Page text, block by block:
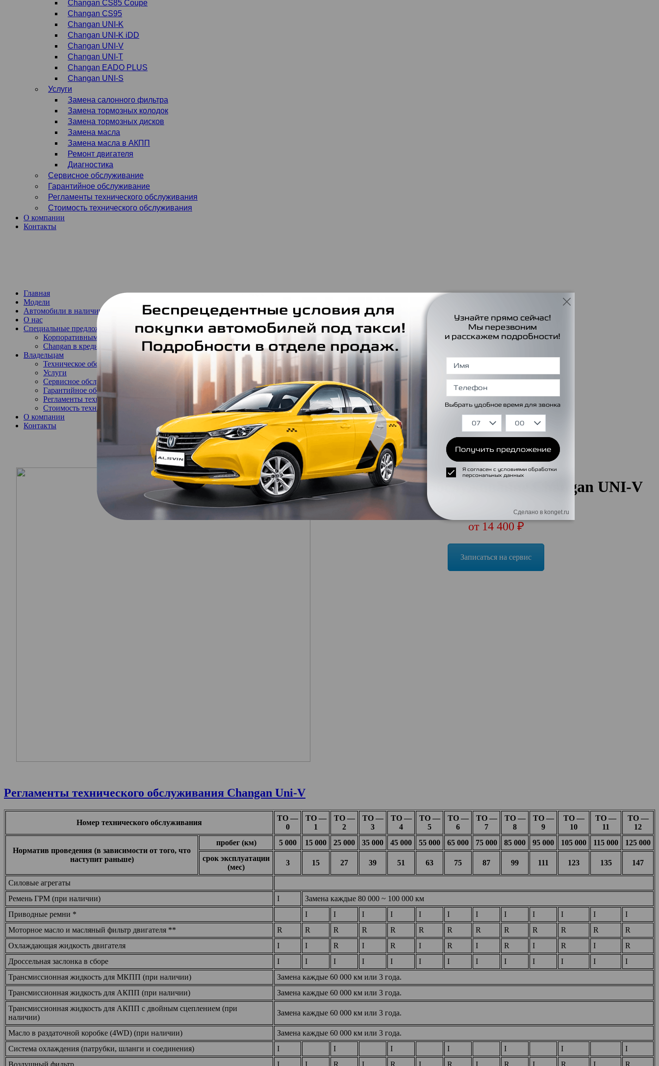
Changan CS85 Coupe
Changan CS95
Changan UNI-K
Changan UNI-K iDD
Changan UNI-V
Changan UNI-T
Changan EADO PLUS
Changan UNI-S
Услуги
Замена салонного фильтра
Замена тормозных колодок
Замена тормозных дисков
Замена масла
Замена масла в АКПП
Ремонт двигателя
Диагностика
Сервисное обслуживание
Гарантийное обслуживание
Регламенты технического обслуживания
Стоимость технического обслуживания
О компании
Контакты
Главная
Модели
Автомобили в наличии
О нас
Специальные предложения
Корпоративным клиентам
Changan в кредит
Владельцам
Техническое обслуживание
Услуги
Сервисное обслуживание
Гарантийное обслуживание
Регламенты технического обслуживания
Стоимость технического обслуживания
О компании
Контакты
Техническое обслуживание Changan UNI-V
от 14 400 ₽
Записаться на сервис
Регламенты технического обслуживания Changan Uni-V
Номер технического обслуживания
ТО —
0
ТО —
1
ТО —
2
ТО —
3
ТО —
4
ТО —
5
ТО —
6
ТО —
7
ТО —
8
ТО —
9
ТО —
10
ТО —
11
ТО —
12
Норматив проведения (в зависимости от того, что
наступит раньше)
пробег (км) 5 000 15 000 25 000 35 000 45 000 55 000 65 000 75 000 85 000 95 000 105 000 115 000
125 000
срок эксплуатации
(мес)
3 15 27 39 51 63 75 87 99 111 123 135 147
Силовые агрегаты
Ремень ГРМ (при наличии)
I
Замена каждые 80 000 ~ 100 000 км
Приводные ремни *
I I I I I I I I I I I
I
Моторное масло и масляный фильтр двигателя **
R R R R R R R R R R R R
R
Охлаждающая жидкость двигателя
I I R I R I R I R I R I
R
Дроссельная заслонка в сборе
I I I I I I I I I I I I
I
Трансмиссионная жидкость для МКПП (при наличии)
Замена каждые 60 000 км или 3 года.
Трансмиссионная жидкость для АКПП (при наличии)
Замена каждые 60 000 км или 3 года.
Трансмиссионная жидкость для АКПП с двойным сцеплением (при
наличии)
Замена каждые 60 000 км или 3 года.
Масло в раздаточной коробке (4WD) (при наличии)
Замена каждые 60 000 км или 3 года.
Система охлаждения (патрубки, шланги и соединения)
I I I I I I
I
Воздушный фильтр
I I R I R I R I R I R I R